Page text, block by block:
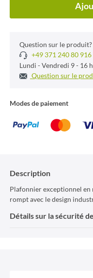
Question sur le produit?
+49 371 240 80 916
Lundi - Vendredi 9 - 16
Question sur le
Modes de paiement
Description
Plafonnier exceptionnel en
rompt avec le design
Détails sur la sécurité